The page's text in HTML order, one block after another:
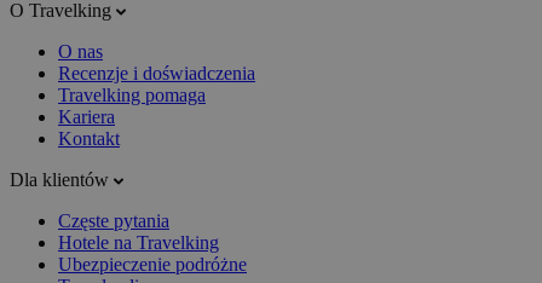
O Travelking
O nas
Recenzje i doświadczenia
Travelking pomaga
Kariera
Kontakt
Dla klientów
Częste pytania
Hotele na Travelking
Ubezpieczenie podróżne